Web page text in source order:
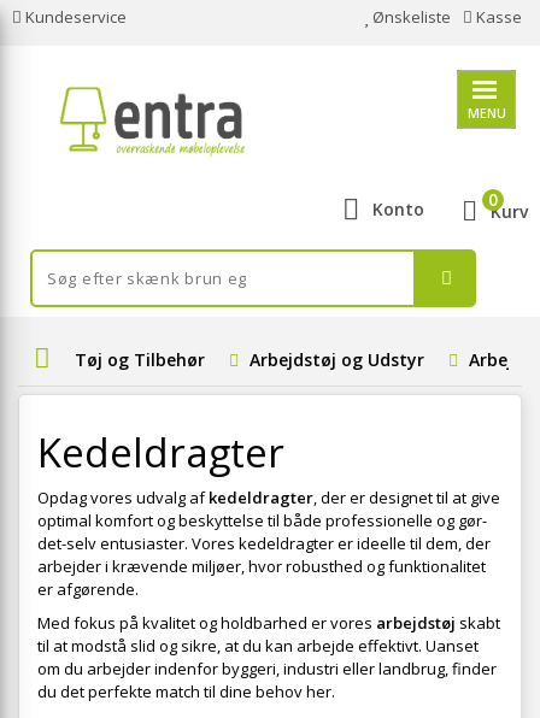
Kundeservice Ønskeliste Kasse
MENU
Konto Kurv
0
Tøj og Tilbehør Arbejdstøj og Udstyr
Kedeldragter
Opdag vores udvalg afkedeldragter, der er designet til at give
optimal komfort og beskyttelse til både professionelle og gør-
det-selv entusiaster. Vores kedeldragter er ideelle til dem, der
arbejder i krævende miljøer, hvor robusthed og funktionalitet
er afgørende.
Med fokus på kvalitet og holdbarhed er vores arbejdstøj skabt
til at modstå slid og sikre, at du kan arbejde effektivt. Uanset
om du arbejder indenfor byggeri, industri eller landbrug, finder
du det perfekte match til dine behov her.